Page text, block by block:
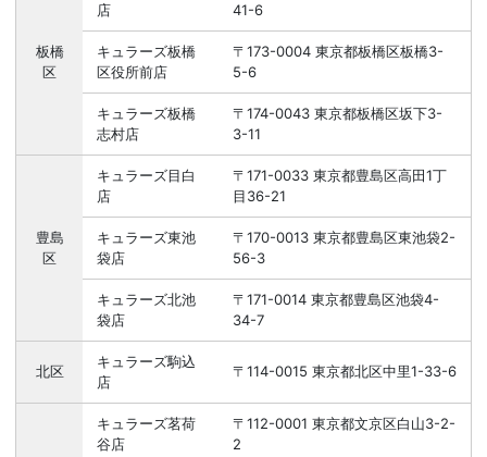
板橋
区
店
41-6
キュラーズ板橋
区役所前店
〒173-0004 東京都板橋区板橋3-
5-6
キュラーズ板橋
志村店
〒174-0043 東京都板橋区坂下3-
3-11
豊島
区
キュラーズ目白
店
〒171-0033 東京都豊島区高田1丁
目36-21
キュラーズ東池
袋店
〒170-0013 東京都豊島区東池袋2-
56-3
キュラーズ北池
袋店
〒171-0014 東京都豊島区池袋4-
34-7
北区
キュラーズ駒込
店
〒114-0015 東京都北区中里1-33-6
キュラーズ茗荷
谷店
〒112-0001 東京都文京区白山3-2-
2